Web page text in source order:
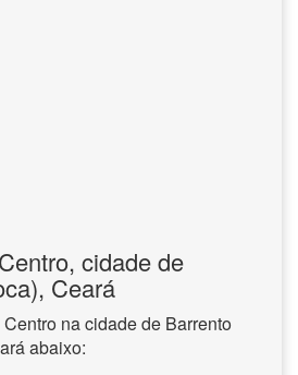
cidade de
Ceará
na cidade de Barrento
abaixo: